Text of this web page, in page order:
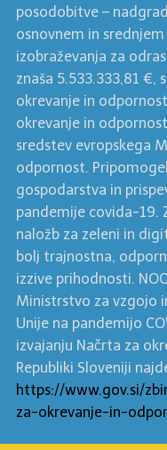
posodobitve –
osnovnem in
izobraževanja za
znaša 5.533.333,81 €,
okrevanje in
okrevanje in
sredstev evropskega
odpornost.
gospodarstva in
pandemije covida-19.
naložb za zeleni in
bolj trajnostna,
izzive prihodnosti.
Ministrstvo za vzgojo
Unije na pandemijo
izvajanju Načrta za
Republiki Sloveniji
https://www.gov.si/
za-okrevanje-in-